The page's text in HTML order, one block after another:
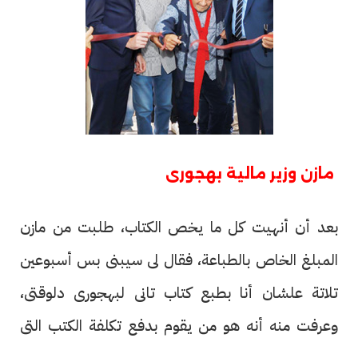
مازن وزير مالية بهجورى
بعد أن أنهيت كل ما يخص الكتاب، طلبت من مازن
المبلغ الخاص بالطباعة، فقال لى سيبنى بس أسبوعين
تلاتة علشان أنا بطبع كتاب تانى لبهجورى دلوقتى،
وعرفت منه أنه هو من يقوم بدفع تكلفة الكتب التى